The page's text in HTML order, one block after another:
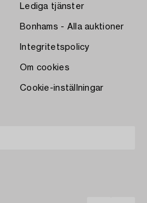
Lediga tjänster
Bonhams - Alla auktioner
Integritetspolicy
Om cookies
Cookie-inställningar